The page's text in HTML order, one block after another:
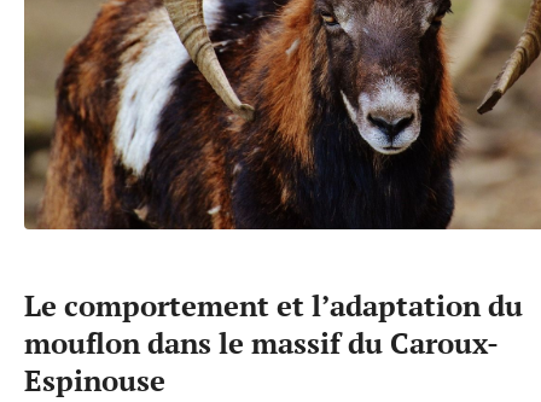
Le comportement et l’adaptation du
mouflon dans le massif du Caroux-
Espinouse